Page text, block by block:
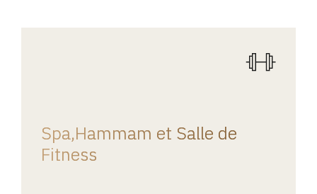
Spa,Hammam et Salle de
Fitness